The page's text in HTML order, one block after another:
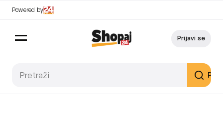
Powered by
Prijavi se